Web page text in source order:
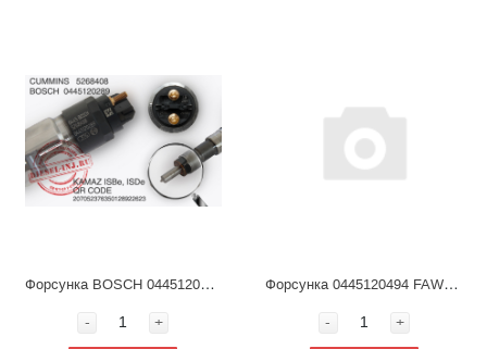
Форсунка BOSCH 0445120289 / Cummins ISDE 5268408, топливная для дизельных двигателей
-
+
Форсунка 0445120494 FAW Euro 5, Bosch, топливная для дизельных двигателей
-
+